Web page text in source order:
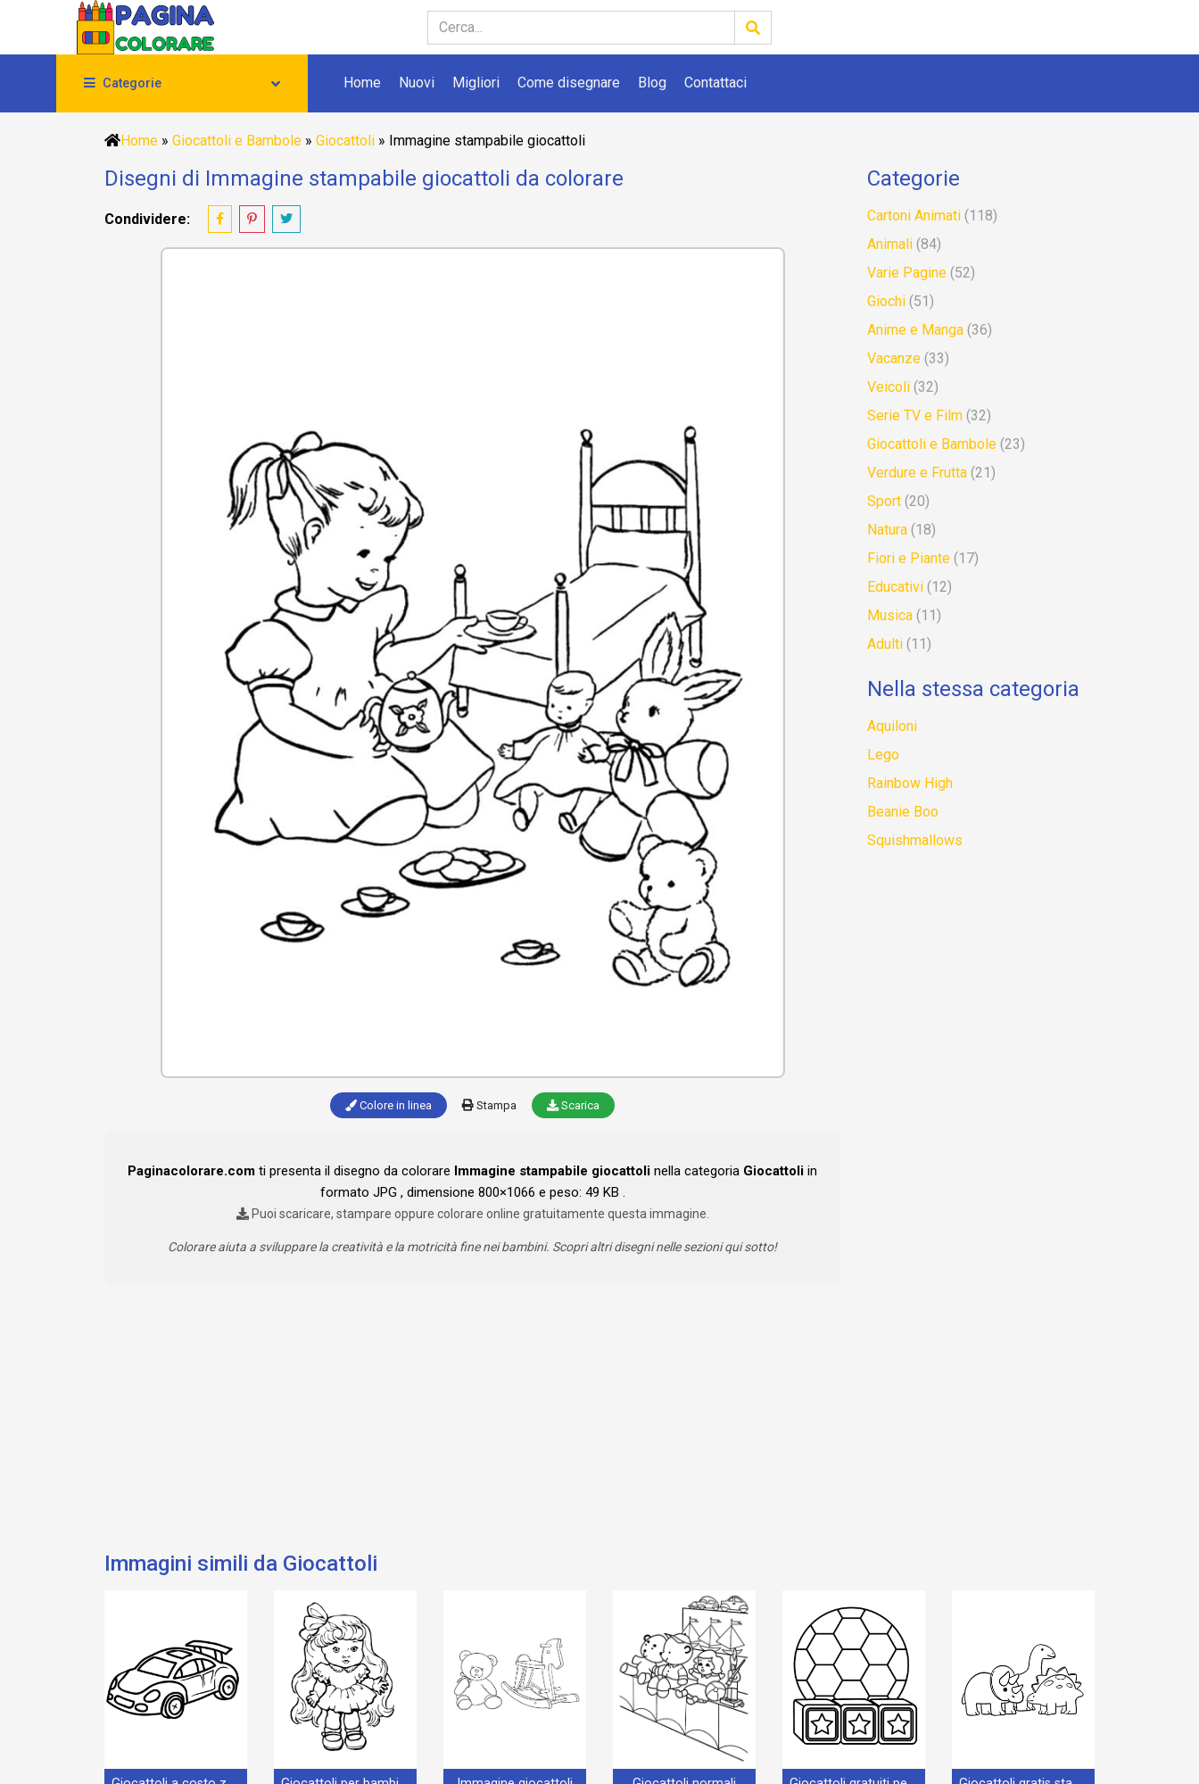
Categorie Home Nuovi Migliori Come disegnare Blog Contattaci
Home » Giocattoli e Bambole » Giocattoli » Immagine stampabile giocattoli
Disegni di Immagine stampabile giocattoli da colorare
Condividere:
Colore in linea Stampa Scarica
Paginacolorare.com ti presenta il disegno da colorare Immagine stampabile giocattoli nella categoria Giocattoli in
formato JPG , dimensione 800×1066 e peso: 49 KB .
Puoi scaricare, stampare oppure colorare online gratuitamente questa immagine.
Colorare aiuta a sviluppare la creatività e la motricità fine nei bambini. Scopri altri disegni nelle sezioni qui sotto!
Categorie
Cartoni Animati (118)
Animali (84)
Varie Pagine (52)
Giochi (51)
Anime e Manga (36)
Vacanze (33)
Veicoli (32)
Serie TV e Film (32)
Giocattoli e Bambole (23)
Verdure e Frutta (21)
Sport (20)
Natura (18)
Fiori e Piante (17)
Educativi (12)
Musica (11)
Adulti (11)
Nella stessa categoria
Aquiloni
Lego
Rainbow High
Beanie Boo
Squishmallows
Immagini simili da Giocattoli